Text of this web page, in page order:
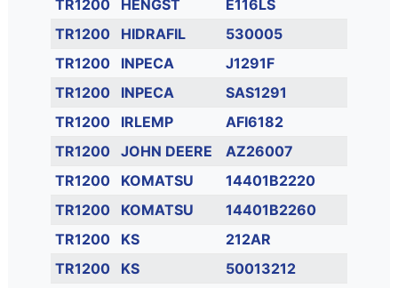
TR1200 HENGST
E116LS
TR1200
HIDRAFIL
530005
TR1200
INPECA
J1291F
TR1200
INPECA
SAS1291
TR1200
IRLEMP
AFI6182
TR1200
JOHN DEERE
AZ26007
TR1200
KOMATSU
14401B2220
TR1200
KOMATSU
14401B2260
TR1200
KS
212AR
TR1200
KS
50013212